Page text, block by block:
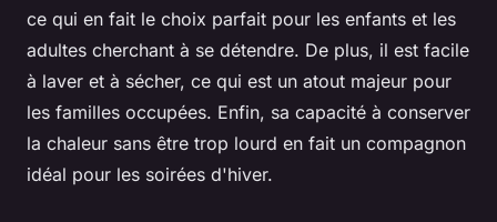
ce qui en fait le choix parfait pour les enfants et les
adultes cherchant à se détendre. De plus, il est facile
à laver et à sécher, ce qui est un atout majeur pour
les familles occupées. Enfin, sa capacité à conserver
la chaleur sans être trop lourd en fait un compagnon
idéal pour les soirées d'hiver.